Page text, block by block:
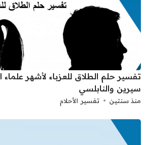
تفسير حلم الطلاق للعزباء لأشهر علماء
سيرين والنابلسي
منذ سنتين تفسير الأحلام